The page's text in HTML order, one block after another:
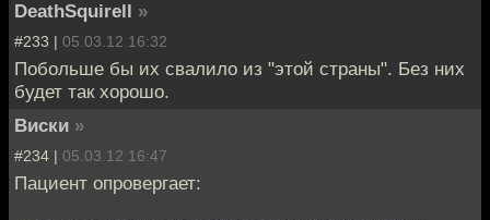
DeathSquirell »
#233 | 05.03.12 16:32
Побольше бы их свалило из "этой страны". Без них
будет так хорошо.
Виски »
#234 | 05.03.12 16:47
Пациент опровергает: